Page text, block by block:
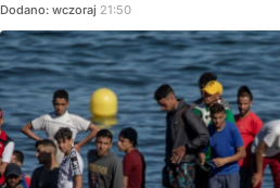
Dodano: wczoraj 21:50